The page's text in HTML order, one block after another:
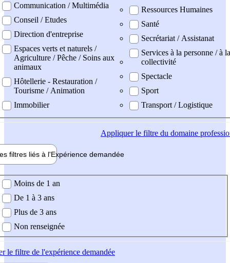
Communication / Multimédia
Conseil / Etudes
Direction d'entreprise
Espaces verts et naturels /
Agriculture / Pêche / Soins aux
animaux
Hôtellerie - Restauration /
Tourisme / Animation
Immobilier
Ressources Humaines
Santé
Secrétariat / Assistanat
Services à la personne / à la
collectivité
Spectacle
Sport
Transport / Logistique
Appliquerle filtre du domaine
filtres liés à l'Expérience demandée
demandée
Moins de 1 an
De 1 à 3 ans
Plus de 3 ans
Non renseignée
le filtre de l'expérience demandée